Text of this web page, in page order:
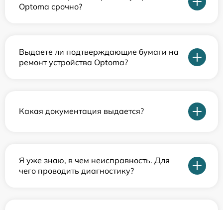
Optoma срочно?
Выдаете ли подтверждающие бумаги на
ремонт устройства Optoma?
Какая документация выдается?
Я уже знаю, в чем неисправность. Для
чего проводить диагностику?